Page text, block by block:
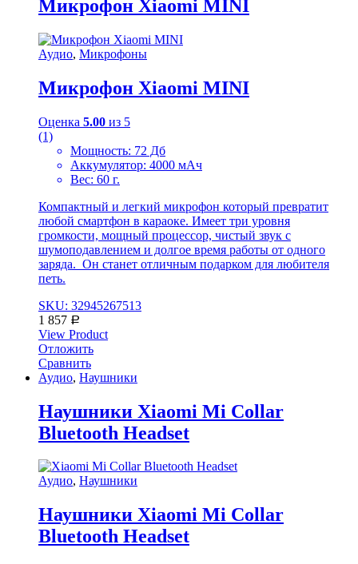
Микрофон Xiaomi MINI
Аудио, Микрофоны
Микрофон Xiaomi MINI
Оценка 5.00 из 5
(1)
Мощность: 72 Дб
Аккумулятор: 4000 мАч
Вес: 60 г.
Компактный и легкий микрофон который превратит
любой смартфон в караоке. Имеет три уровня
громкости, мощный процессор, чистый звук с
шумоподавлением и долгое время работы от одного
заряда. Он станет отличным подарком для любителя
петь.
SKU: 32945267513
1 857 Р
View Product
Отложить
Сравнить
Аудио, Наушники
Наушники Xiaomi Mi Collar
Bluetooth Headset
Аудио, Наушники
Наушники Xiaomi Mi Collar
Bluetooth Headset